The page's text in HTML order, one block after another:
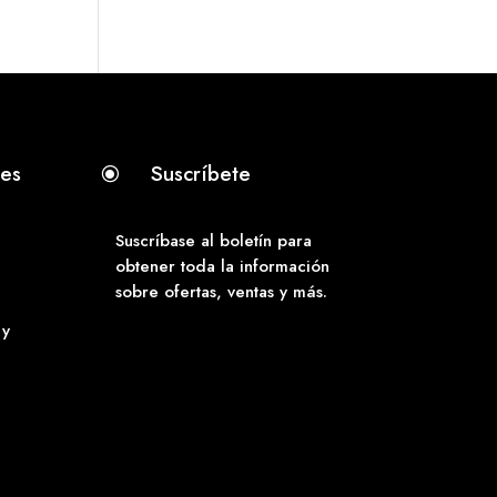
\ Suscríbete
Suscríbase al boletín para
obtener toda la información
sobre ofertas, ventas y más.